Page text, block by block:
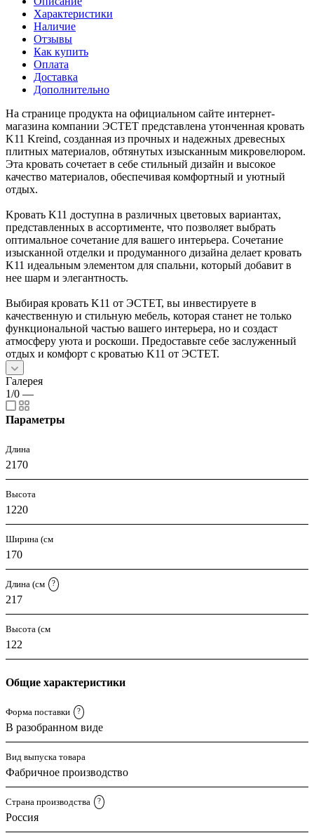
Характеристики
Наличие
Отзывы
Как купить
Оплата
Доставка
Дополнительно
На странице продукта на официальном сайте интернет-
магазина компании ЭСТЕТ представлена утонченная кровать
K11 Kreind, созданная из прочных и надежных древесных
плитных материалов, обтянутых изысканным микровелюром.
Эта кровать сочетает в себе стильный дизайн и высокое
качество материалов, обеспечивая комфортный и уютный
отдых.
Kровать K11 доступна в различных цветовых вариантах,
представленных в ассортименте, что позволяет выбрать
оптимальное сочетание для вашего интерьера. Сочетание
изысканной отделки и продуманного дизайна делает кровать
K11 идеальным элементом для спальни, который добавит в
нее шарм и элегантность.
Выбирая кровать K11 от ЭСТЕТ, вы инвестируете в
качественную и стильную мебель, которая станет не только
функциональной частью вашего интерьера, но и создаст
атмосферу уюта и роскоши. Предоставьте себе заслуженный
отдых и комфорт с кроватью K11 от ЭСТЕТ.
Галерея
1/0 —
Параметры
Длина
2170
Высота
1220
Ширина (см
170
Длина (см ?
217
Высота (см
122
Общие характеристики
Форма поставки ?
В разобранном виде
Вид выпуска товара
Фабричное производство
Страна производства ?
Россия